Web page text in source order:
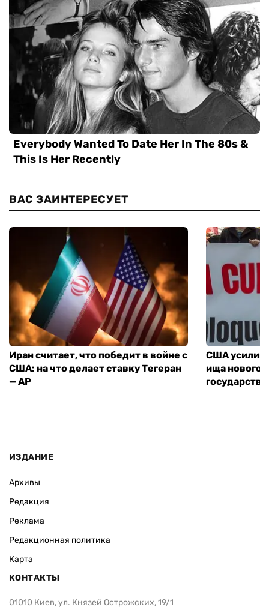
ВАС ЗАИНТЕРЕСУЕТ
Иран считает, что победит в войне с
США: на что делает ставку Тегеран
— AP
США
ища нового
ИЗДАНИЕ
Архивы
Редакция
Реклама
Редакционная политика
Карта
КОНТАКТЫ
01010 Киев, ул. Князей Острожских, 19/1